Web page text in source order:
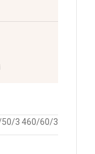
50/3 460/60/3